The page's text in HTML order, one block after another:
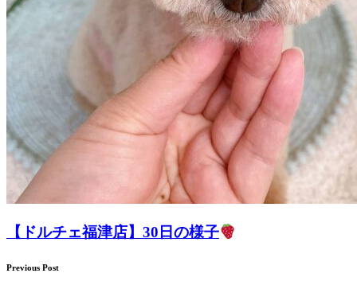
【ドルチェ福津店】30日の様子
Previous Post